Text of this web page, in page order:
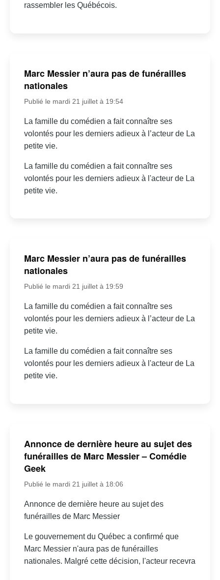
rassembler les Québécois.
Marc Messier n’aura pas de funérailles
nationales
Publié le mardi 21 juillet à 19:54
La famille du comédien a fait connaître ses
volontés pour les derniers adieux à l’acteur de La
petite vie.
La famille du comédien a fait connaître ses
volontés pour les derniers adieux à l'acteur de La
petite vie.
Marc Messier n’aura pas de funérailles
nationales
Publié le mardi 21 juillet à 19:59
La famille du comédien a fait connaître ses
volontés pour les derniers adieux à l’acteur de La
petite vie.
La famille du comédien a fait connaître ses
volontés pour les derniers adieux à l'acteur de La
petite vie.
Annonce de dernière heure au sujet des
funérailles de Marc Messier – Comédie
Geek
Publié le mardi 21 juillet à 18:06
Annonce de dernière heure au sujet des
funérailles de Marc Messier
Le gouvernement du Québec a confirmé que
Marc Messier n'aura pas de funérailles
nationales. Malgré cette décision, l'acteur recevra